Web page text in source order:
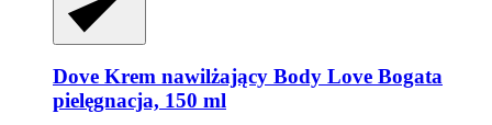
Dove Krem nawilżający Body Love Bogata
pielęgnacja, 150 ml